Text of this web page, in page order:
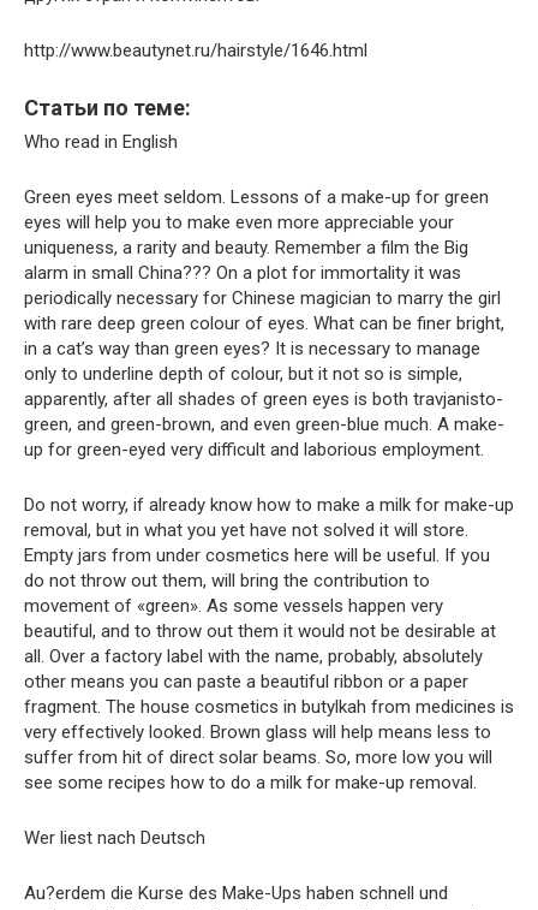
http://www.beautynet.ru/hairstyle/1646.html
Статьи по теме:
Who read in English
Green eyes meet seldom. Lessons of a make-up for green
eyes will help you to make even more appreciable your
uniqueness, a rarity and beauty. Remember a film the Big
alarm in small China??? On a plot for immortality it was
periodically necessary for Chinese magician to marry the girl
with rare deep green colour of eyes. What can be finer bright,
in a cat’s way than green eyes? It is necessary to manage
only to underline depth of colour, but it not so is simple,
apparently, after all shades of green eyes is both travjanisto-
green, and green-brown, and even green-blue much. A make-
up for green-eyed very difficult and laborious employment.
Do not worry, if already know how to make a milk for make-up
removal, but in what you yet have not solved it will store.
Empty jars from under cosmetics here will be useful. If you
do not throw out them, will bring the contribution to
movement of «green». As some vessels happen very
beautiful, and to throw out them it would not be desirable at
all. Over a factory label with the name, probably, absolutely
other means you can paste a beautiful ribbon or a paper
fragment. The house cosmetics in butylkah from medicines is
very effectively looked. Brown glass will help means less to
suffer from hit of direct solar beams. So, more low you will
see some recipes how to do a milk for make-up removal.
Wer liest nach Deutsch
Au?erdem die Kurse des Make-Ups haben schnell und